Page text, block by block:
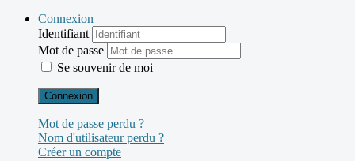
Connexion
Identifiant
Mot de passe
Se souvenir de moi
Connexion
Mot de passe perdu ?
Nom d'utilisateur perdu ?
Créer un compte